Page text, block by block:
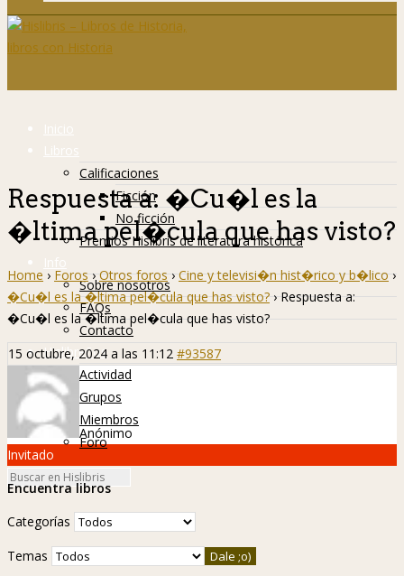
Inicio
Libros
Calificaciones
Ficción
No ficción
Premios Hislibris de literatura histórica
Info
Sobre nosotros
FAQs
Contacto
Hislibreños
Actividad
Grupos
Miembros
Foro
Respuesta a: �Cu�l es la
�ltima pel�cula que has visto?
Home › Foros › Otros foros › Cine y televisi�n hist�rico y b�lico ›
�Cu�l es la �ltima pel�cula que has visto? › Respuesta a:
�Cu�l es la �ltima pel�cula que has visto?
15 octubre, 2024 a las 11:12 #93587
Anónimo
Invitado
Encuentra libros
Categorías
Temas